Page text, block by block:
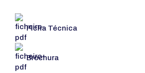
Ficha Técnica
Brochura